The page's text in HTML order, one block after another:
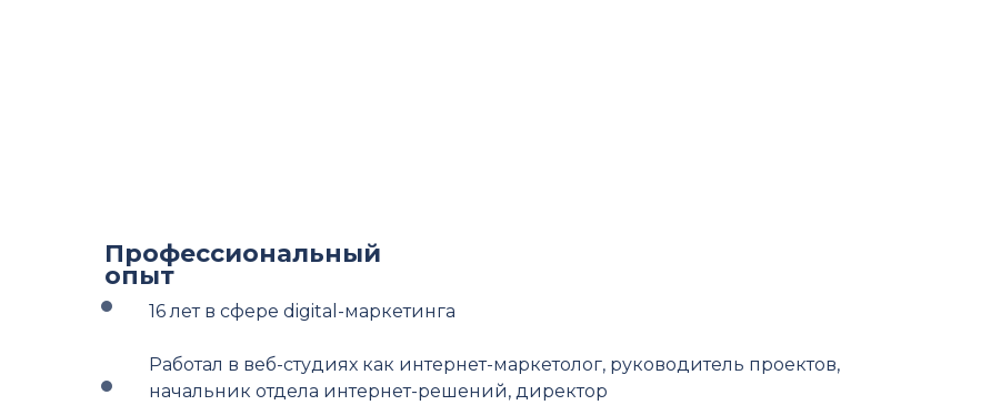
Профессиональный
опыт
16 лет в сфере digital-маркетинга
Работал в веб-студиях как интернет-маркетолог, руководитель проектов,
начальник отдела интернет-решений, директор